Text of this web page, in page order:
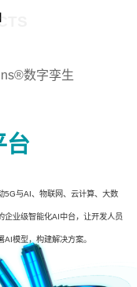
数字孪生
台
5G与AI、物联网、云计算、大数
企业级智能化AI中台，让开发人员
模型，构建解决方案。